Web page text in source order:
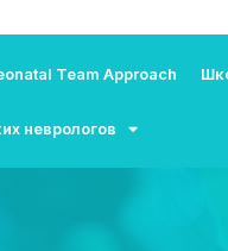
Team Approach
неврологов